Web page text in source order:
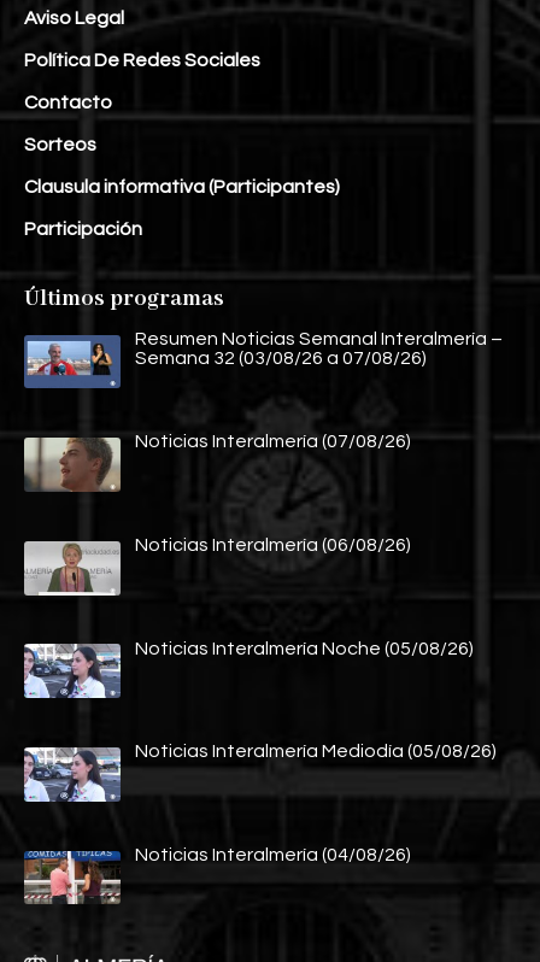
Aviso Legal
Política De Redes Sociales
Contacto
Sorteos
Clausula informativa (Participantes)
Participación
Últimos programas
Resumen Noticias Semanal Interalmería –
Semana 32 (03/08/26 a 07/08/26)
Noticias Interalmería (07/08/26)
Noticias Interalmería (06/08/26)
Noticias Interalmería Noche (05/08/26)
Noticias Interalmería Mediodía (05/08/26)
Noticias Interalmería (04/08/26)